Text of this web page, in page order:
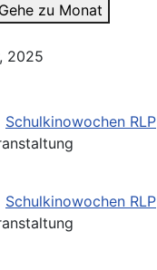
Gehe zu Monat
2025
Schulkinowochen RLP
Schulkinowochen RLP